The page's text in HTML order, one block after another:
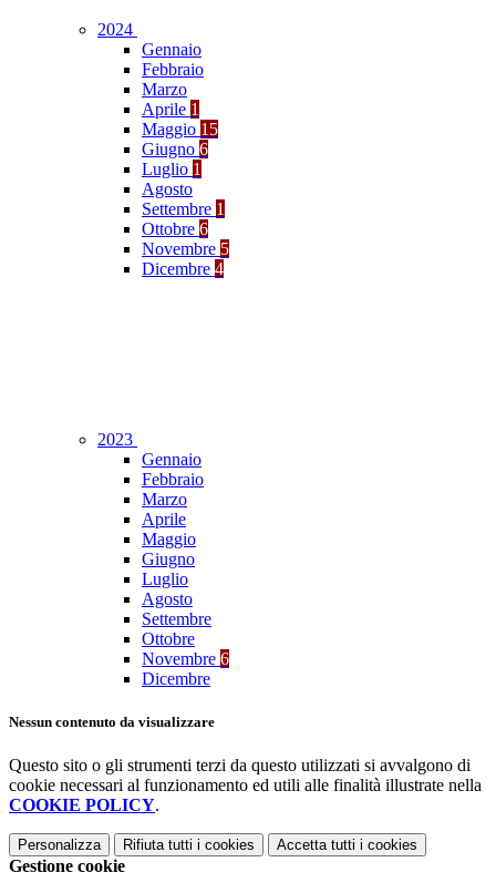
2024
Gennaio
Febbraio
Marzo
Aprile 1
Maggio 15
Giugno 6
Luglio 1
Agosto
Settembre 1
Ottobre 6
Novembre 5
Dicembre 4
2023
Gennaio
Febbraio
Marzo
Aprile
Maggio
Giugno
Luglio
Agosto
Settembre
Ottobre
Novembre 6
Dicembre
Nessun contenuto da visualizzare
Questo sito o gli strumenti terzi da questo utilizzati si avvalgono di
cookie necessari al funzionamento ed utili alle finalità illustrate nella
COOKIE POLICY.
Personalizza Rifiuta tutti i cookies Accetta tutti i cookies
Gestione cookie